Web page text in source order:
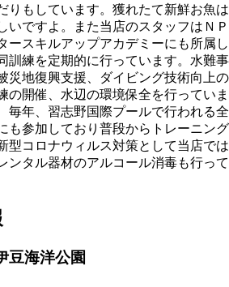
りもしています。獲れたて新鮮お魚は
いですよ。また当店のスタッフはＮＰ
ースキルアップアカデミーにも所属し
訓練を定期的に行っています。水難事
災地復興支援、ダイビング技術向上の
の開催、水辺の環境保全を行っていま
毎年、習志野国際プールで行われる全
も参加しており普段からトレーニング
型コロナウィルス対策として当店では
ンタル器材のアルコール消毒も行って
豆海洋公園